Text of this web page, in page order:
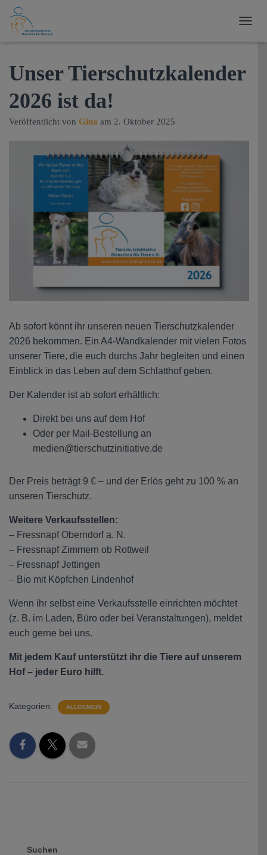
G
U
Unser Tierschutzkalender
2026 ist da!
Veröffentlicht von Gina am 2. Oktober 2025
Ab sofort könnt ihr unseren neuen Tierschutzkalender
2026 bekommen. Ein A4-Wandkalender mit vielen Fotos
unserer Tiere, die euch durchs Jahr begleiten und einen
Einblick in das Leben auf dem Schlatthof geben.
Der Kalender ist ab sofort erhältlich:
Direkt bei uns auf dem Hof
Oder per Mail-Bestellung an
medien@tierschutzinitiative.de
Der Preis beträgt 9 € – und der Erlös geht zu 100 % an
unseren Tierschutz.
Weitere Verkaufsstellen:
– Fressnapf Oberndorf a. N.
– Fressnapf Zimmern ob Rottweil
– Fressnapf Jettingen
– Bio mit Köpfchen Lindenhof
Wenn ihr selbst eine Verkaufsstelle einrichten möchtet
(z. B. im Laden, Büro oder bei Veranstaltungen), meldet
euch gerne bei uns.
Mit jedem Kauf unterstützt ihr die Tiere auf unserem
Hof – jeder Euro hilft.
Kategorien: ALLGEMEIN
Suchen